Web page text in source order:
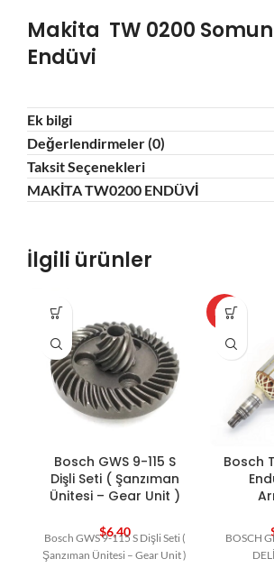
Makita TW 0200 Somun
Endüvi
Ek bilgi
Değerlendirmeler (0)
Taksit Seçenekleri
MAKİTA TW0200 ENDÜVİ
İlgili ürünler
Bosch GWS 9-115 S
Dişli Seti ( Şanzıman
Ünitesi – Gear Unit )
$6,40
Bosch GWS 9-115 S Dişli Seti (
Şanzıman Ünitesi – Gear Unit )
HOT
Bosch
BOSCH